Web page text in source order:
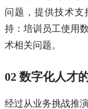
问题，提供技术支
持：培训员工使用
术相关问题。
02 数字化人才
经过从业务挑战推